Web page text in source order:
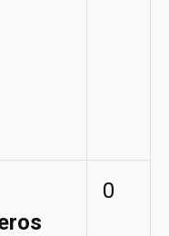
0